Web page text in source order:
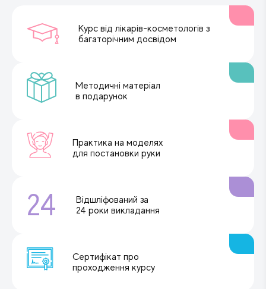
Курс від лікарів-косметологів з
багаторічним досвідом
Методичні матеріал
в подарунок
Практика на моделях
для постановки руки
24
Відшліфований за
24 роки викладання
Сертифікат про
проходження курсу